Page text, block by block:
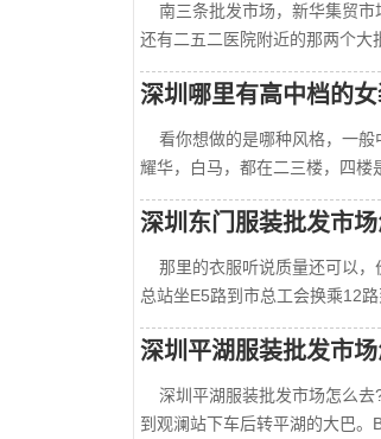
南三条批发市场，新华集贸市
还有二五二医院附近的那两个大
深圳哪里有高中档的女
看你想做的是哪种风格，一般
耀华，白马，都在二三楼，四楼
深圳东门服装批发市场
那里的衣服听说质量还可以，
总站坐E5路到市总工会换乘12路
深圳平湖服装批发市
深圳平湖服装批发市场怎么去
到观澜站下车后转平湖的大巴。